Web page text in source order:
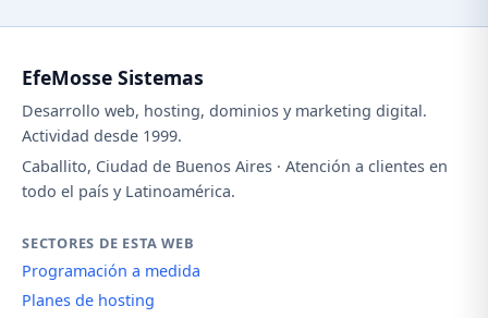
EfeMosse Sistemas
Desarrollo web, hosting, dominios y marketing digital.
Actividad desde 1999.
Caballito, Ciudad de Buenos Aires · Atención a clientes en
todo el país y Latinoamérica.
SECTORES DE ESTA WEB
Programación a medida
Planes de hosting